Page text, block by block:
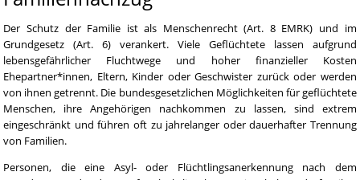
Der Schutz der Familie ist als Menschenrecht (Art. 8 EMRK) und im
Grundgesetz (Art. 6) verankert. Viele Geflüchtete lassen aufgrund
lebensgefährlicher Fluchtwege und hoher finanzieller Kosten
Ehepartner*innen, Eltern, Kinder oder Geschwister zurück oder werden
von ihnen getrennt. Die bundesgesetzlichen Möglichkeiten für geflüchtete
Menschen, ihre Angehörigen nachkommen zu lassen, sind extrem
eingeschränkt und führen oft zu jahrelanger oder dauerhafter Trennung
von Familien.
Personen, die eine Asyl- oder Flüchtlingsanerkennung nach dem